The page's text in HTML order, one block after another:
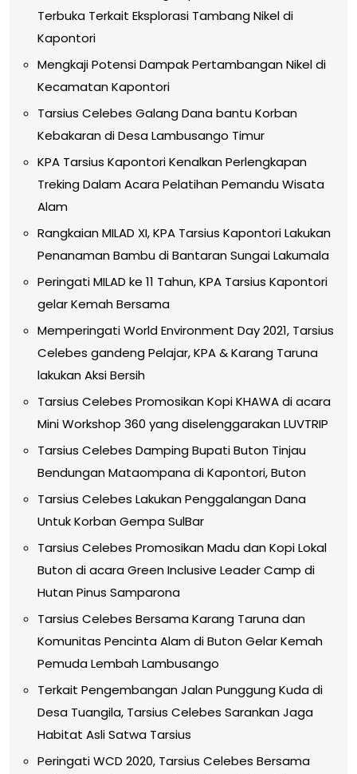
Terbuka Terkait Eksplorasi Tambang Nikel di
Kapontori
Mengkaji Potensi Dampak Pertambangan Nikel di
Kecamatan Kapontori
Tarsius Celebes Galang Dana bantu Korban
Kebakaran di Desa Lambusango Timur
KPA Tarsius Kapontori Kenalkan Perlengkapan
Treking Dalam Acara Pelatihan Pemandu Wisata
Alam
Rangkaian MILAD XI, KPA Tarsius Kapontori Lakukan
Penanaman Bambu di Bantaran Sungai Lakumala
Peringati MILAD ke 11 Tahun, KPA Tarsius Kapontori
gelar Kemah Bersama
Memperingati World Environment Day 2021, Tarsius
Celebes gandeng Pelajar, KPA & Karang Taruna
lakukan Aksi Bersih
Tarsius Celebes Promosikan Kopi KHAWA di acara
Mini Workshop 360 yang diselenggarakan LUVTRIP
Tarsius Celebes Damping Bupati Buton Tinjau
Bendungan Mataompana di Kapontori, Buton
Tarsius Celebes Lakukan Penggalangan Dana
Untuk Korban Gempa SulBar
Tarsius Celebes Promosikan Madu dan Kopi Lokal
Buton di acara Green Inclusive Leader Camp di
Hutan Pinus Samparona
Tarsius Celebes Bersama Karang Taruna dan
Komunitas Pencinta Alam di Buton Gelar Kemah
Pemuda Lembah Lambusango
Terkait Pengembangan Jalan Punggung Kuda di
Desa Tuangila, Tarsius Celebes Sarankan Jaga
Habitat Asli Satwa Tarsius
Peringati WCD 2020, Tarsius Celebes Bersama